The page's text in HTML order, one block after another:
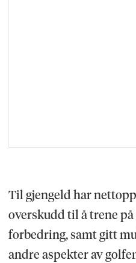
Til gjengeld har
overskudd til å trene
forbedring, samt gitt
andre aspekter av